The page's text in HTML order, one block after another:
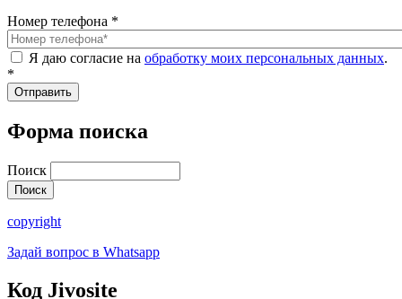
Номер телефона *
Я даю согласие на обработку моих персональных данных.
*
Форма поиска
Поиск
copyright
Задай вопрос в Whatsapp
Код Jivosite